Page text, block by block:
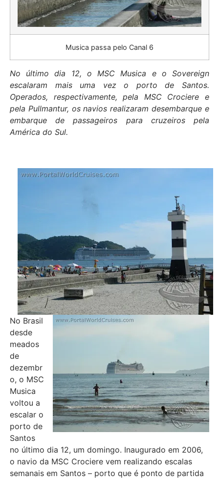
Musica passa pelo Canal 6
No último dia 12, o MSC Musica e o Sovereign
escalaram mais uma vez o porto de Santos.
Operados, respectivamente, pela MSC Crociere e
pela Pullmantur, os navios realizaram desembarque e
embarque de passageiros para cruzeiros pela
América do Sul.
No Brasil
desde
meados
de
dezembr
o, o MSC
Musica
voltou a
escalar o
porto de
Santos
no último dia 12, um domingo. Inaugurado em 2006,
o navio da MSC Crociere vem realizando escalas
semanais em Santos – porto que é ponto de partida